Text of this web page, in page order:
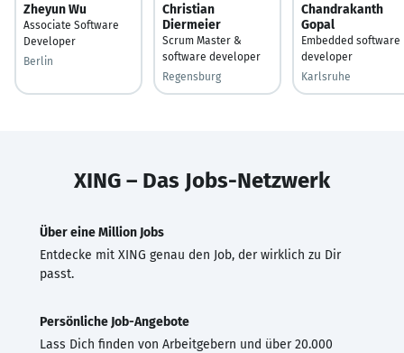
Zheyun Wu
Associate Software
Developer
Berlin
Christian
Diermeier
Scrum Master &
software developer
Regensburg
Chandrakanth
Gopal
Embedded software
developer
Karlsruhe
XING – Das Jobs-Netzwerk
Über eine Million Jobs
Entdecke mit XING genau den Job, der wirklich zu Dir
passt.
Persönliche Job-Angebote
Lass Dich finden von Arbeitgebern und über 20.000